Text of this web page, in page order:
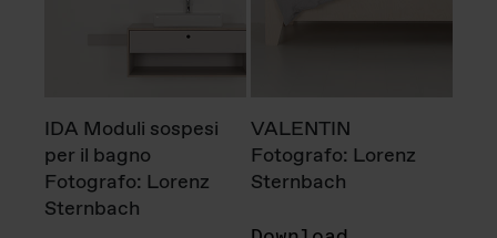
IDA Moduli sospesi
per il bagno
Fotografo: Lorenz
Sternbach
VALENTIN
Fotografo: Lorenz
Sternbach